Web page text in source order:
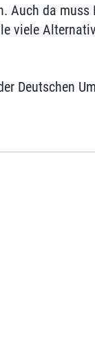
Auch da muss
viele
Deutschen